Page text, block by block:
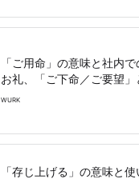
「ご用命」の意味と社内で
お礼、「ご下命／ご要望
WURK
「存じ上げる」の意味と